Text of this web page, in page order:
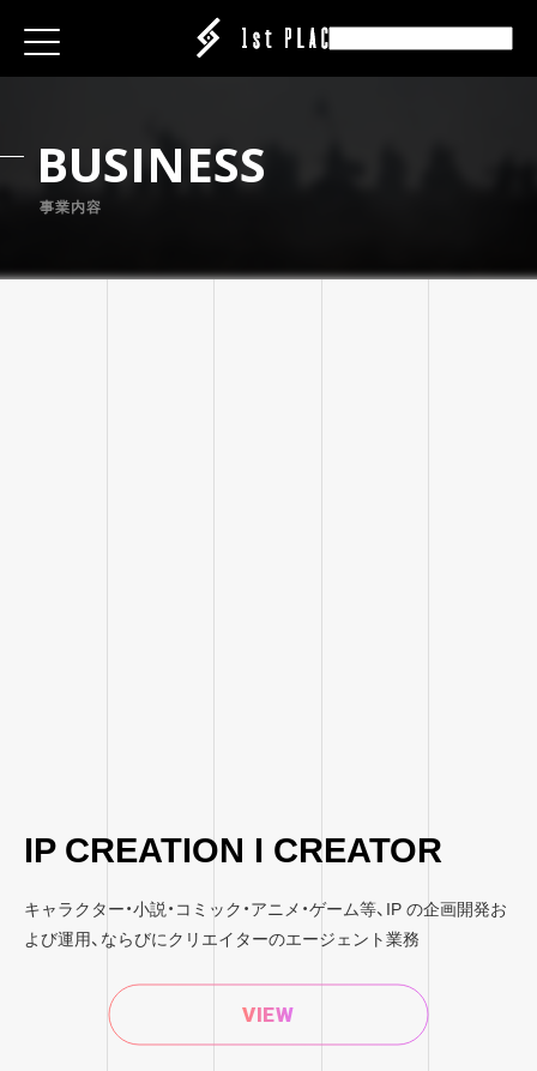
BUSINESS
事業内容
IP CREATION I CREATOR
キャラクター・小説・コミック・アニメ・ゲーム等、IP の企画開発お
よび運用、ならびにクリエイターのエージェント業務
VIEW